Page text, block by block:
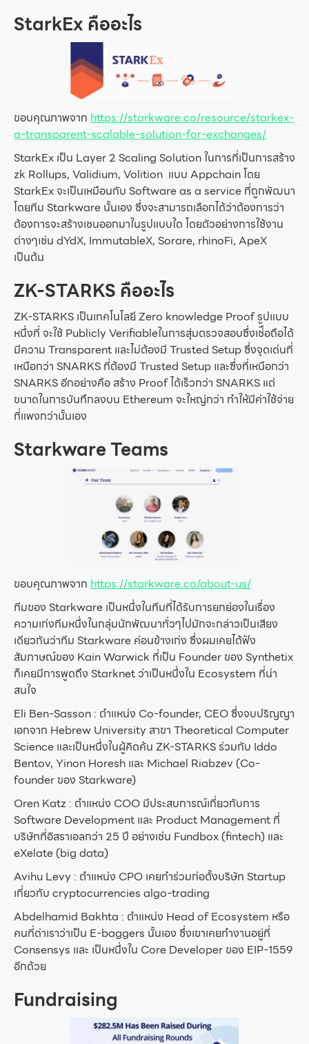
StarkEx คืออะไร
ขอบคุณภาพจาก https://starkware.co/resource/starkex-
a-transparent-scalable-solution-for-exchanges/
StarkEx เป็น Layer 2 Scaling Solution ในการที่เป็นการสร้าง
zk Rollups, Validium, Volition แบบ Appchain โดย
StarkEx จะเป็นเหมือนกับ Software as a service ที่ถูกพัฒนา
โดยทีม Starkware นั้นเอง ซึ่งจะสามารถเลือกได้ว่าต้องการว่า
ต้องการจะสร้างเชนออกมาในรูปแบบใด โดยตัวอย่างการใช้งาน
ต่างๆเช่น dYdX, ImmutableX, Sorare, rhinoFi, ApeX
เป็นต้น
ZK-STARKS คืออะไร
ZK-STARKS เป็นเทคโนโลยี Zero knowledge Proof รูปแบบ
หนึ่งที่ จะใช้ Publicly Verifiableในการสุ่มตรวจสอบซึ่งเช่ือถือได้
มีความ Transparent และไม่ต้องมี Trusted Setup ซึ่งจุดเด่นที่
เหนือกว่า SNARKS ที่ต้องมี Trusted Setup และซึ่งที่เหนือกว่า
SNARKS อีกอย่างคือ สร้าง Proof ได้เร็วกว่า SNARKS แต่
ขนาดในการบันทึกลงบน Ethereum จะใหญ่กว่า ทำให้มีค่าใช้จ่าย
ที่แพงกว่านั้นเอง
Starkware Teams
ขอบคุณภาพจาก https://starkware.co/about-us/
ทีมของ Starkware เป็นหนึ่งในทีมที่ได้รับการยกย่องในเรื่อง
ความเก่งทีมหนึ่งในกลุ่มนักพัฒนาทั่วๆไปมักจะกล่าวเป็นเสียง
เดียวกันว่าทีม Starkware ค่อนข้างเก่ง ซึ่งผมเคยได้ฟัง
สัมภาษณ์ของ Kain Warwick ที่เป็น Founder ของ Synthetix
ก็เคยมีการพูดถึง Starknet ว่าเป็นหนึ่งใน Ecosystem ที่น่า
สนใจ
Eli Ben-Sasson : ตำแหน่ง Co-founder, CEO ซึ่งจบปริญญา
เอกจาก Hebrew University สาขา Theoretical Computer
Science และเป็นหนึ่งในผู้คิดค้น ZK-STARKS ร่วมกับ Iddo
Bentov, Yinon Horesh และ Michael Riabzev (Co-
founder ของ Starkware)
Oren Katz : ตำแหน่ง COO มีประสบการณ์เกี่ยวกับการ
Software Development และ Product Management ที่
บริษัทที่อิสราเอลกว่า 25 ปี อย่างเช่น Fundbox (fintech) และ
eXelate (big data)
Avihu Levy : ตำแหน่ง CPO เคยทำร่วมก่อตั้งบริษัท Startup
เกี่ยวกับ cryptocurrencies algo-trading
Abdelhamid Bakhta : ตำแหน่ง Head of Ecosystem หรือ
คนที่ด่าเราว่าเป็น E-baggers นั้นเอง ซึ่งเขาเคยทำงานอยู่ที่
Consensys และ เป็นหนึ่งใน Core Developer ของ EIP-1559
อีกด้วย
Fundraising